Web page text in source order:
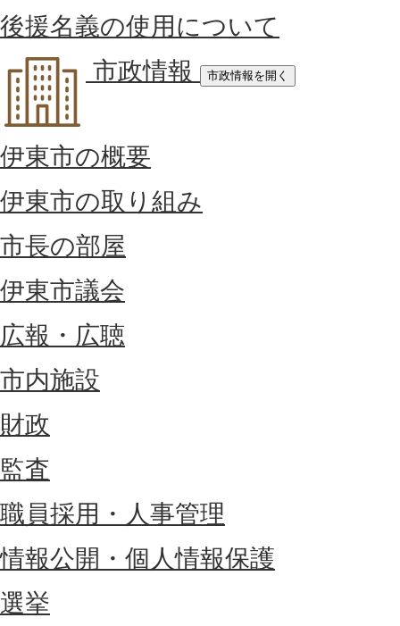
後援名義の使用について
市政情報
市政情報を開く
伊東市の概要
伊東市の取り組み
市長の部屋
伊東市議会
広報・広聴
市内施設
財政
監査
職員採用・人事管理
情報公開・個人情報保護
選挙